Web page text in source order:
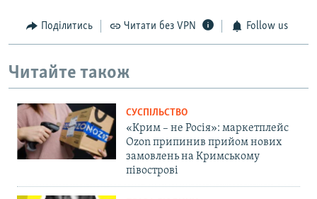
Поділитись Читати без VPN Follow us
Читайте також
СУСПІЛЬСТВО
«Крим – не Росія»: маркетплейс
Ozon припинив прийом нових
замовлень на Кримському
півострові